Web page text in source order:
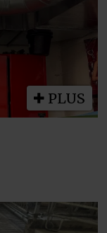
PLUS